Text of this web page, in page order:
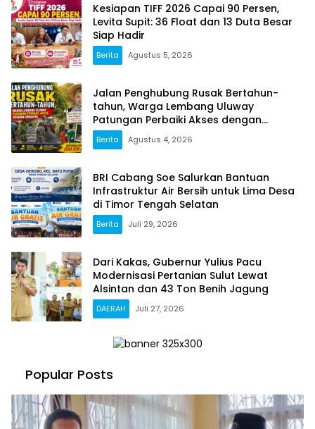
Kesiapan TIFF 2026 Capai 90 Persen,
Levita Supit: 36 Float dan 13 Duta Besar
Siap Hadir
Berita Agustus 5, 2026
Jalan Penghubung Rusak Bertahun-
tahun, Warga Lembang Uluway
Patungan Perbaiki Akses dengan
Swadaya
Berita Agustus 4, 2026
BRI Cabang Soe Salurkan Bantuan
Infrastruktur Air Bersih untuk Lima Desa
di Timor Tengah Selatan
Berita Juli 29, 2026
Dari Kakas, Gubernur Yulius Pacu
Modernisasi Pertanian Sulut Lewat
Alsintan dan 43 Ton Benih Jagung
DAERAH Juli 27, 2026
Popular Posts